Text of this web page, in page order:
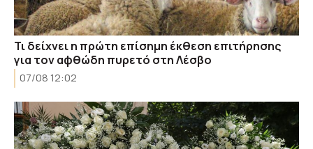
Τι δείχνει η πρώτη επίσημη έκθεση επιτήρησης
για τον αφθώδη πυρετό στη Λέσβο
07/08 12:02